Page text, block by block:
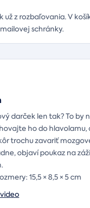
z rozbaľovania. V
schránky.
darček len tak? To by
ho do hlavolamu,
trochu zavariť
objaví poukaz na
15,5 × 8,5 × 5 cm